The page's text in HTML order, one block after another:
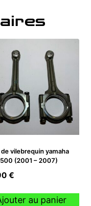
vilebrequin yamaha
(2001 – 2007)
€
au panier